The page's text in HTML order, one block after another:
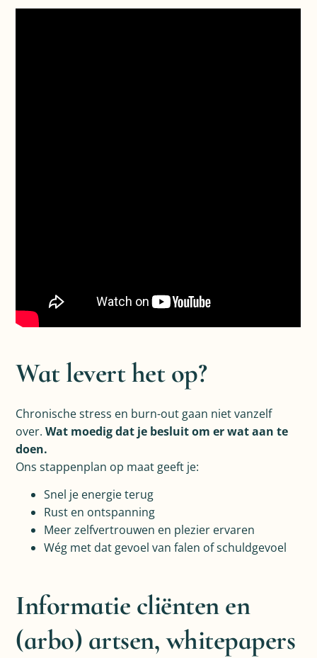
Wat levert het op?
Chronische stress en burn-out gaan niet vanzelf
over.Wat moedig dat je besluit om er wat aan te
doen.
Ons stappenplan op maat geeft je:
Snel je energie terug
Rust en ontspanning
Meer zelfvertrouwen en plezier ervaren
Wég met dat gevoel van falen of schuldgevoel
Informatie cliënten en
(arbo) artsen, whitepapers